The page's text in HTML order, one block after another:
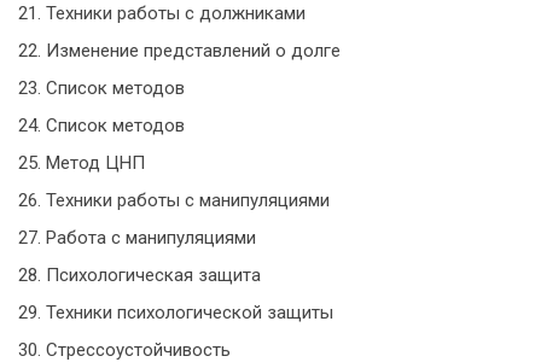
21. Техники работы с должниками
22. Изменение представлений о долге
23. Список методов
24. Список методов
25. Метод ЦНП
26. Техники работы с манипуляциями
27. Работа с манипуляциями
28. Психологическая защита
29. Техники психологической защиты
30. Стрессоустойчивость